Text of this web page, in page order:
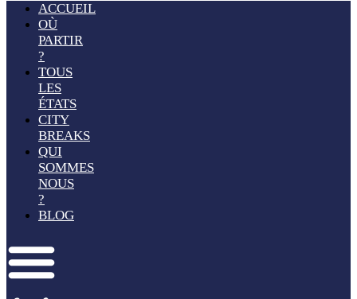
ACCUEIL
OÙ
PARTIR
?
TOUS
LES
ÉTATS
CITY
BREAKS
QUI
SOMMES
NOUS
?
BLOG